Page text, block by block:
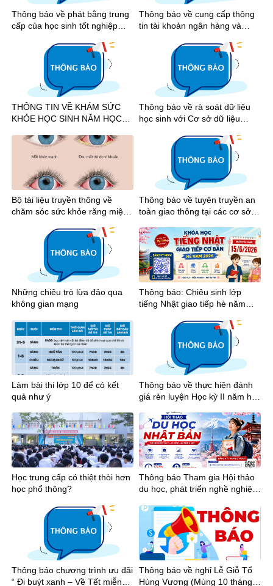
Thông báo về phát bằng trung
cấp của học sinh tốt nghiệp
Thông báo về cung cấp thông
tin tài khoản ngân hàng và
khích học tập học kỳ I năm học
THÔNG TIN VỀ KHÁM SỨC
KHỎE HỌC SINH NĂM HỌC
Thông báo về rà soát dữ liệu
học sinh với Cơ sở dữ liệu
Bộ tài liệu truyền thông về
chăm sóc sức khỏe răng miệng
Thông báo về tuyên truyền an
toàn giao thông tại các cơ sở
phố Hồ Chí Minh năm 2026
Những chiêu trò lừa đảo qua
không gian mạng
Thông báo: Chiêu sinh lớp
tiếng Nhật giao tiếp hè năm
Làm bài thi lớp 10 để có kết
quả như ý
Thông báo về thực hiện đánh
giá rèn luyện Học kỳ II năm học
Học trung cấp có thiệt thòi hơn
học phổ thông?
Thông báo Tham gia Hội thảo
du học, phát triển nghề nghiệp
Thông báo chương trình ưu đãi
“ Đi buýt xanh – Về Tết miễn
Thông báo về nghỉ Lễ Giỗ Tổ
Hùng Vương (Mùng 10 tháng 3